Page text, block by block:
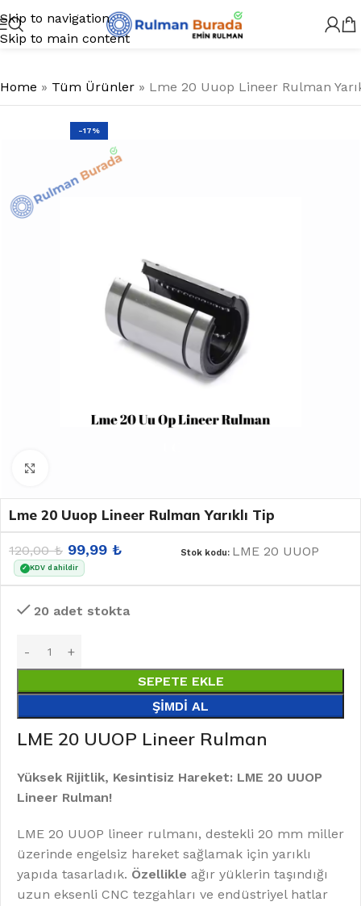
Skip to navigation
Skip to main content
Home » Tüm Ürünler » Lme 20 Uuop Lineer Rulman
-17%
Lme 20 Uuop Lineer Rulman Yarıklı Tip
120,00₺ 99,99 ₺
✓ KDV dahildir
Stok kodu: LME 20 UUOP
20 adet stokta
SEPETE EKLE
ŞIMDI AL
LME 20 UUOP Lineer Rulman
Yüksek Rijitlik, Kesintisiz Hareket: LME 20 UUOP
Lineer Rulman!
LME 20 UUOP lineer rulmanı, destekli 20 mm miller
üzerinde engelsiz hareket sağlamak için yarıklı
yapıda tasarladık. Özellikle ağır yüklerin taşındığı
uzun eksenli CNC tezgahları ve endüstriyel hatlar